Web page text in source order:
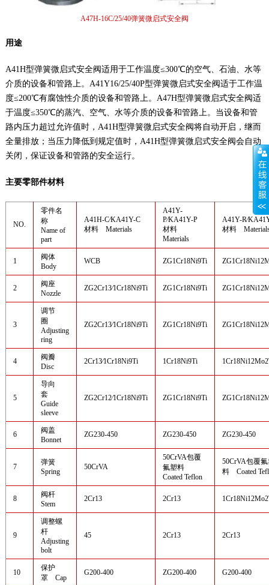
A47H-16C/25/40弹簧微启式安全阀
用途
A41H型弹簧微启式安全阀适用于工作温度≤300℃的空气、石油、水等
介质的设备和管路上。A41Y16/25/40P型弹簧微启式安全阀适于工作温
度≤200℃有腐蚀性介质的设备和管路上。A47H型弹簧微启式安全阀适
于温度≤350℃的蒸汽、空气、水等介质的设备和管路上。当设备和管
路内压力超过允许值时，A41H型弹簧微启式安全阀将自动开启，继而
全量排放；当压力降低到规定值时，A41H型弹簧微启式安全阀会自动
关闭，保证设备和管路的安全运行。
主要零部件材料
NO.
零件名
称
Name of
part
A41H-C⁄KA41Y-C
材料 Materials
A41Y-
P⁄KA41Y-P
材料
Materials
A41Y-
材料
1
阀体
Body
WCB ZG1Cr18Ni9Ti
2
阀座
Nozzle
ZG2Cr13⁄1Cr18Ni9Ti ZG1Cr18Ni9Ti
3
调节
圈
Adjusting
ring
ZG2Cr13⁄1Cr18Ni9Ti ZG1Cr18Ni9Ti
4
阀瓣
Disc
2Cr13⁄1Cr18Ni9Ti 1Cr18Ni9Ti
5
导向
套
Guide
sleeve
ZG2Cr12⁄1Cr18Ni9Ti ZG1Cr18Ni9Ti
6
阀盖
Bonnet
ZG230-450 ZG230-450 ZG230-450
7
弹簧
Spring
50CrVA
50CrVA包覆
氟塑料
Coated Teflon
50CrVA包覆
料 Coated
8
阀杆
Stem
2Cr13 2Cr13
9
调整螺
杆
Adjusting
bolt
45 2Cr13 2Cr13
10
保护
罩 Cap
G200-400 ZG200-400 G200-400